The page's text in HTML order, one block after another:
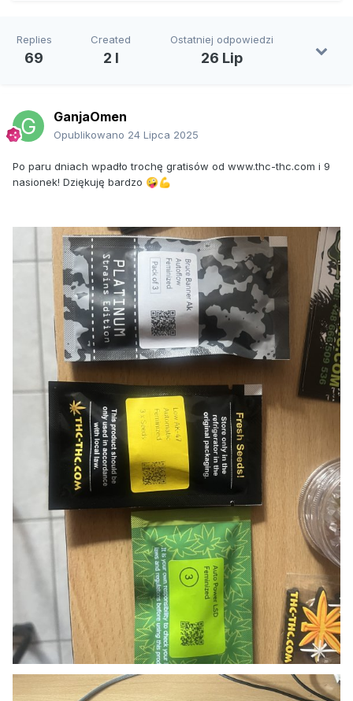
Replies
69
Created
2 l
Ostatniej odpowiedzi
26 Lip
GanjaOmen
Opublikowano 24 Lipca 2025
Po paru dniach wpadło trochę gratisów od www.thc-thc.com i 9
nasionek! Dziękuję bardzo 🤪💪